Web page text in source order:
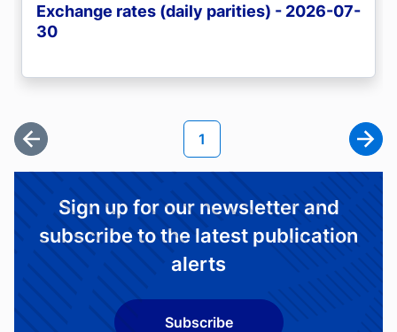
Exchange rates (daily parities) - 2026-07-
30
First page
Current page
1
Sign up for our newsletter and
subscribe to the latest publication
alerts
Subscribe